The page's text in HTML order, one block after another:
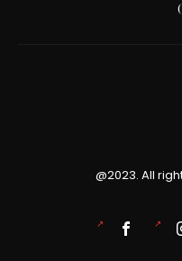
@2023. All